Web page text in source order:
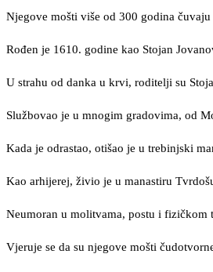
Njegove mošti više od 300 godina
Rođen je 1610. godine kao Stojan
U strahu od danka u krvi, roditelji su
Službovao je u mnogim gradovima, od
Kada je odrastao, otišao je u trebinjski
Kao arhijerej, živio je u manastiru
Neumoran u molitvama, postu i fizičkom
Vjeruje se da su njegove mošti